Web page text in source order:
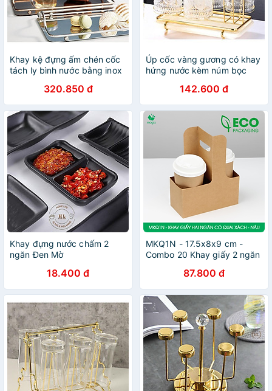
Khay kệ đựng ấm chén cốc
tách ly bình nước bằng inox
34x20cm nhiều màu
320.850 đ
Úp cốc vàng gương có khay
hứng nước kèm núm bọc
2022 | GIÁ ÚP LY CỐC TIM
142.600 đ
Khay đựng nước chấm 2
ngăn Đen Mờ
18.400 đ
MKQ1N - 17.5x8x9 cm -
Combo 20 Khay giấy 2 ngăn
chắc, hộp giấy 2 ngăn
chống thấm đựng ly nước,
hoa và quà tặng
87.800 đ